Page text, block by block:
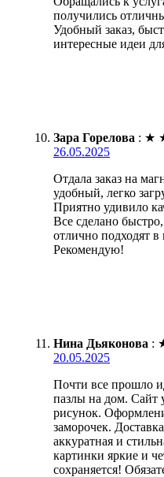
получились
Удобный заказ,
интересные идеи
Зара Горелова : ★
26.05.2025
Отдала заказ на
удобный, легко
Приятно удивило
Все сделано
отлично подходят в
Рекомендую!
Нина Дьяконова :
20.05.2025
Почти все прошло
пазлы на дом. Сайт
рисунок.
заморочек.
аккуратная и
картинки яркие и
сохраняется!